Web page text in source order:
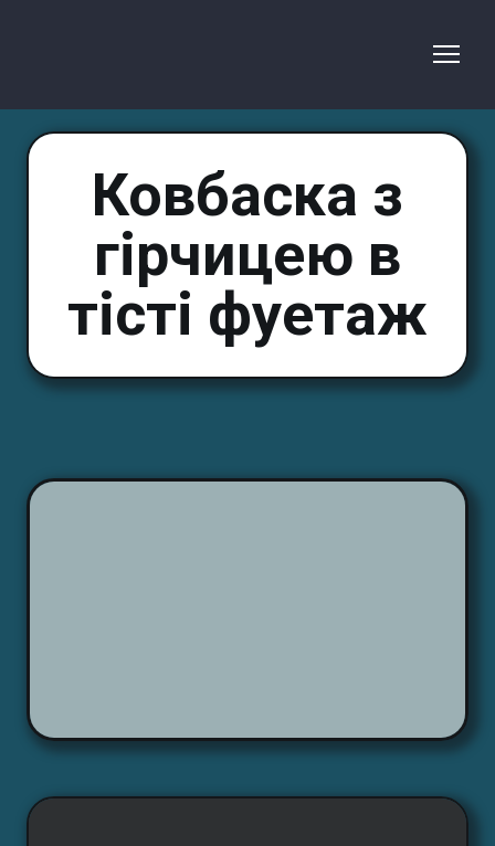
Ковбаска з
гірчицею в
тісті фуетаж